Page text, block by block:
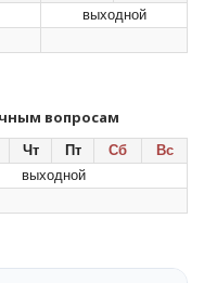
выходной
вопросам
Чт Пт Сб
Вс
выходной